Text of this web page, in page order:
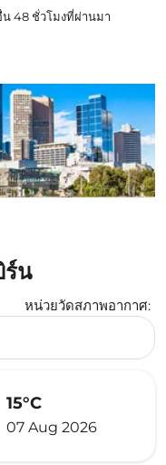
48 ชั่วโมงที่ผ่านมา
ร์น
หน่วยวัดสภาพอากาศ:
15°C
07 Aug 2026